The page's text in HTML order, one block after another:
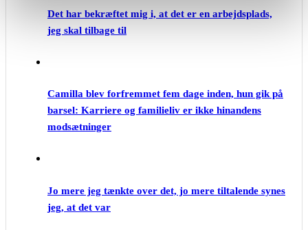
Det har bekræftet mig i, at det er en arbejdsplads,
jeg skal tilbage til
Camilla blev forfremmet fem dage inden, hun gik på
barsel: Karriere og familieliv er ikke hinandens
modsætninger
Jo mere jeg tænkte over det, jo mere tiltalende synes
jeg, at det var